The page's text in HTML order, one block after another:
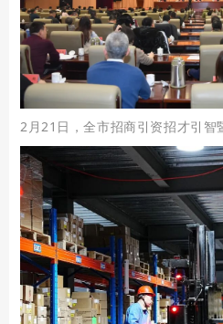
2月21日，全市招商引资招才引智